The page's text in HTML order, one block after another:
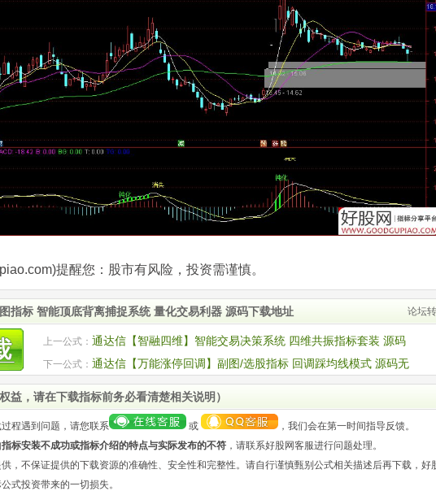
提醒您：股市有风险，投资需谨慎。
指标 智能顶底背离捕捉系统 量化交易利器 源码下载地址 论坛
上一公式： 通达信【智融四维】智能交易决策系统 四维共振指标套装 源码
下一公式： 通达信【万能涨停回调】副图/选股指标 回调踩均线模式 源码无
未来
益，请在下载指标前务必看清楚相关说明）
程遇到问题，请您联系 或
，我们会在第一时间指导反馈。
指标安装不成功或指标介绍的特点与实际发布的不符 ，请联系好股网客服进行问题处理。
，不保证提供的下载资源的准确性、安全性和完整性。请自行谨慎甄别公式相关描述后再下载，好
式投资带来的一切损失。